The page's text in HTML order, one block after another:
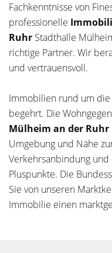
Fachkenntnisse von
professionelle
Ruhr Stadthalle
richtige Partner. Wir
und vertrauensvoll.
Immobilien rund um die
begehrt. Die
Mülheim an der Ruhr
Umgebung und Nähe
Verkehrsanbindung
Pluspunkte. Die
Sie von unseren
Immobilie einen